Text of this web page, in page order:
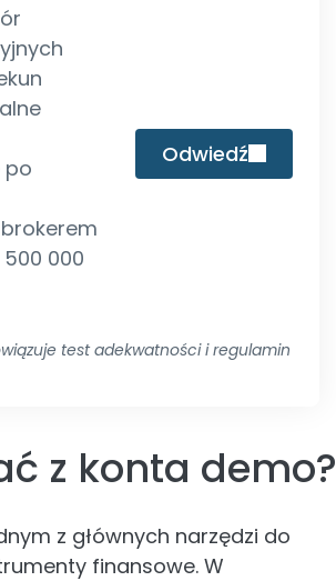
po
000
Odwiedź
test adekwatności i regulamin
z konta demo?
z głównych narzędzi do
finansowe. W